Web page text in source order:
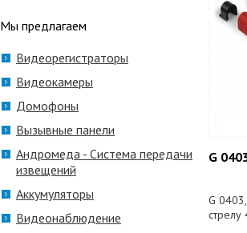
G
G
стрелу
Мы предлагаем
Видеорегистраторы
Видеокамеры
Домофоны
Вызывные панели
Андромеда - Система передачи
извещений
Аккумуляторы
Видеонаблюдение